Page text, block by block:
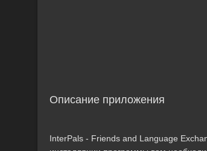
Описание приложения
InterPals - Friends and Language